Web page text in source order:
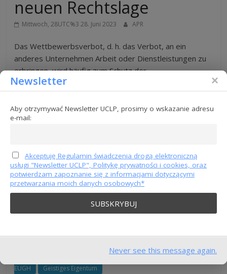
neuen Rechtslage
Mittwoch, 28UTC%3 28. Juni 2023 APR
Das Wettbewerbsverbot, d. h. das Verbot, an ein
anderes Unternehmen Arbeit oder Dienstleistungen zu
erbringen, wird häufig zum Schutz der
Weiterlesen
Unlauterer Wettbewerb
Rechtsprechung des
EUGH
Geistiges Eigentum
Newsletter
Aby otrzymywać Newsletter UCLP, prosimy o wskazanie adresu
e-mail:
Akceptuję Regulamin świadczenia drogą elektroniczną
usługi "Newsletter UCLP", Politykę prywatności i cookies, oraz
potwierdzam zapoznanie się z informacjami dotyczącymi
przetwarzania moich danych osobowych*
Never see this message again.